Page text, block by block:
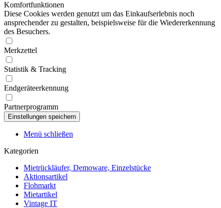
Komfortfunktionen
Diese Cookies werden genutzt um das Einkaufserlebnis noch
ansprechender zu gestalten, beispielsweise für die Wiedererkennung
des Besuchers.
Merkzettel
Statistik & Tracking
Endgeräteerkennung
Partnerprogramm
Menü schließen
Kategorien
Mietrückläufer, Demoware, Einzelstücke
Aktionsartikel
Flohmarkt
Mietartikel
Vintage IT